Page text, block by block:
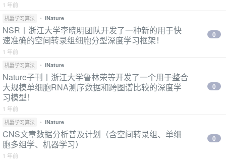
1 年前
机器学习算法 • iNature
NSR丨浙江大学李晓明团队开发了一种新的用于快
速准确的空间转录组细胞分型深度学习框架！
1 年前
0
机器学习算法 • iNature
Nature子刊丨浙江大学鲁林荣等开发了一个用于整合
大规模单细胞RNA测序数据和跨图谱比较的深度学
习模型！
1 年前
0
机器学习算法 • iNature
CNS文章数据分析普及计划（含空间转录组、单细
胞多组学、机器学习）
1 年前
0